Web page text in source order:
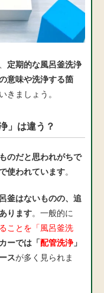
定期的な風呂釜洗浄
意味や洗浄する箇
きましょう。
」は違う？
のだと思われがちで
使われています。
釜はないものの、追
ります。一般的に
ことを「風呂釜洗
ーでは「配管洗浄」
スが多く見られま